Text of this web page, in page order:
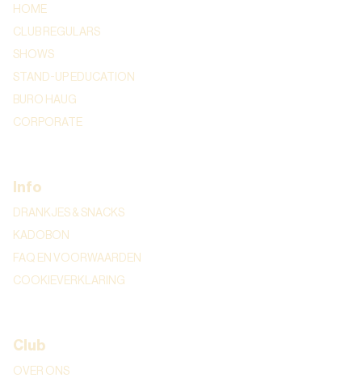
HOME
CLUB REGULARS
SHOWS
STAND-UP EDUCATION
BURO HAUG
CORPORATE
Info
DRANKJES & SNACKS
KADOBON
FAQ EN VOORWAARDEN
COOKIEVERKLARING
Club
OVER ONS